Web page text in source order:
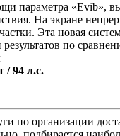
параметра «Evib»,
На экране
Эта новая
по
/ 94 л.с.
по организации